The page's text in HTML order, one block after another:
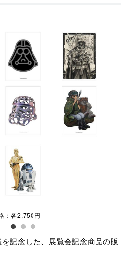
：各2,750円
記念した、展覧会記念商品の販